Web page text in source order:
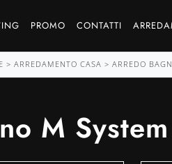
PROMO CONTATTI
> ARREDAMENTO CASA > ARREDO
M